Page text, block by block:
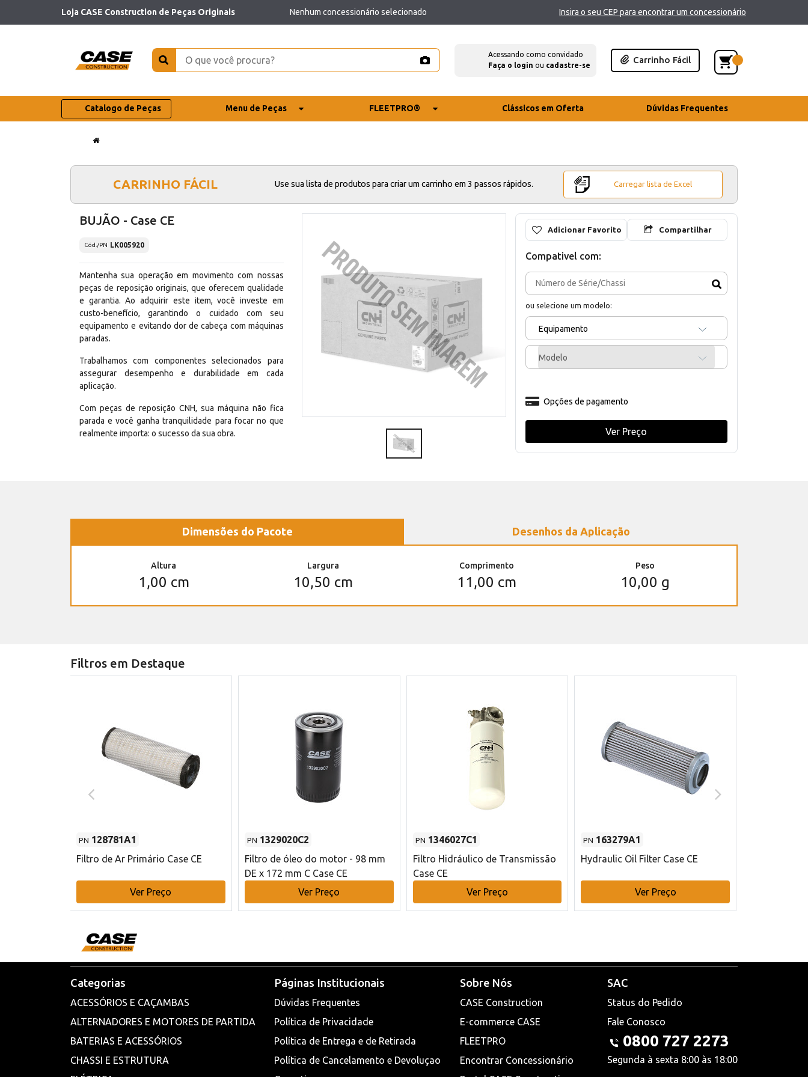
Loja CASE Construction de Peças Originais Nenhum concessionário selecionado Insira o seu CEP para encontrar um concessionário
Acessando como convidado
Faça o login ou cadastre-se
Carrinho Fácil
Catalogo de Peças Menu de Peças FLEETPRO® Clássicos em Oferta Dúvidas Frequentes
CARRINHO FÁCIL Use sua lista de produtos para criar um carrinho em 3 passos rápidos. Carregar lista de Excel
BUJÃO - Case CE
Cód./PN LK005920
Mantenha sua operação em movimento com nossas
peças de reposição originais, que oferecem qualidade
e garantia. Ao adquirir este item, você investe em
custo-benefício, garantindo o cuidado com seu
equipamento e evitando dor de cabeça com máquinas
paradas.
Trabalhamos com componentes selecionados para
assegurar desempenho e durabilidade em cada
aplicação.
Com peças de reposição CNH, sua máquina não fica
parada e você ganha tranquilidade para focar no que
realmente importa: o sucesso da sua obra.
Adicionar Favorito Compartilhar
Compativel com:
ou selecione um modelo:
Equipamento
Modelo
Opções de pagamento
Ver Preço
Dimensões do Pacote Desenhos da Aplicação
Altura
1,00 cm
Largura
10,50 cm
Comprimento
11,00 cm
Peso
10,00 g
Filtros em Destaque
PN 128781A1
Filtro de Ar Primário Case CE
Ver Preço
PN 1329020C2
Filtro de óleo do motor - 98 mm
DE x 172 mm C Case CE
Ver Preço
PN 1346027C1
Filtro Hidráulico de Transmissão
Case CE
Ver Preço
PN 163279A1
Hydraulic Oil Filter Case CE
Ver Preço
Categorias
ACESSÓRIOS E CAÇAMBAS
ALTERNADORES E MOTORES DE PARTIDA
BATERIAS E ACESSÓRIOS
CHASSI E ESTRUTURA
Páginas Institucionais
Dúvidas Frequentes
Política de Privacidade
Política de Entrega e de Retirada
Política de Cancelamento e Devoluçao
Sobre Nós
CASE Construction
E-commerce CASE
FLEETPRO
Encontrar Concessionário
SAC
Status do Pedido
Fale Conosco
0800 727 2273
Segunda à sexta 8:00 às 18:00